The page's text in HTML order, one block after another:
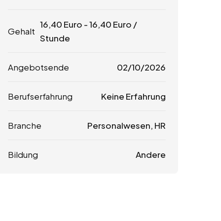
Gehalt
16,40 Euro -16,40 Euro /
Stunde
Angebotsende 02/10/2026
Berufserfahrung Keine Erfahrung
Branche Personalwesen, HR
Bildung Andere